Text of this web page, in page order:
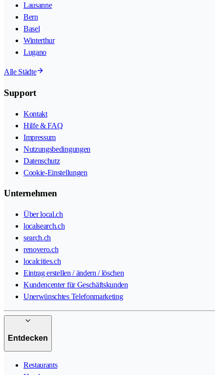
Lausanne
Bern
Basel
Winterthur
Lugano
Alle Städte
Support
Kontakt
Hilfe & FAQ
Impressum
Nutzungsbedingungen
Datenschutz
Cookie-Einstellungen
Unternehmen
Über local.ch
localsearch.ch
search.ch
renovero.ch
localcities.ch
Eintrag erstellen / ändern / löschen
Kundencenter für Geschäftskunden
Unerwünschtes Telefonmarketing
Entdecken
Restaurants